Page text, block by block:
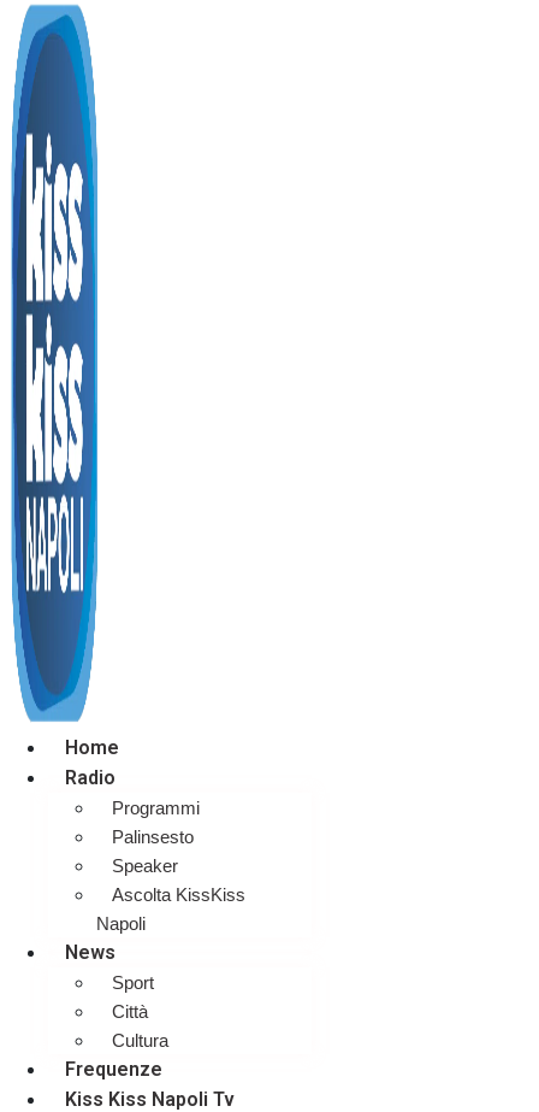
Home
Radio
Programmi
Palinsesto
Speaker
Ascolta KissKiss
Napoli
News
Sport
Città
Cultura
Frequenze
Kiss Kiss Napoli Tv